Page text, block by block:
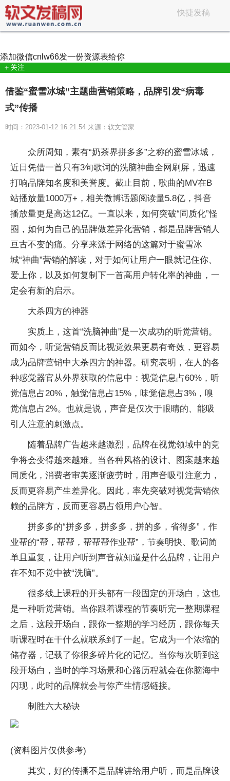
快捷发稿
添加微信cnlw66发一份资源表给你
＋关注
借鉴“蜜雪冰城”主题曲营销策略，品牌引发“病毒
式”传播
时间：2023-01-12 16:21:54 来源：软文管家
众所周知，素有“奶茶界拼多多”之称的蜜雪冰城，
近日凭借一首只有3句歌词的洗脑神曲全网刷屏，迅速
打响品牌知名度和美誉度。截止目前，歌曲的MV在B
站播放量1000万+，相关微博话题阅读量5.8亿，抖音
播放量更是高达12亿。一直以来，如何突破“同质化”怪
圈，如何为自己的品牌做差异化营销，都是品牌营销人
亘古不变的痛。分享来源于网络的这篇对于蜜雪冰
城“神曲”营销的解读，对于如何让用户一眼就记住你、
爱上你，以及如何复制下一首高用户转化率的神曲，一
定会有新的启示。
大杀四方的神器
实质上，这首“洗脑神曲”是一次成功的听觉营销。
而如今，听觉营销反而比视觉效果更易有奇效，更容易
成为品牌营销中大杀四方的神器。研究表明，在人的各
种感觉器官从外界获取的信息中：视觉信息占60%，听
觉信息占20%，触觉信息占15%，味觉信息占3%，嗅
觉信息占2%。也就是说，声音是仅次于眼睛的、能吸
引人注意的刺激点。
随着品牌广告越来越激烈，品牌在视觉领域中的竞
争将会变得越来越难。当各种风格的设计、图案越来越
同质化，消费者审美逐渐疲劳时，用声音吸引注意力，
反而更容易产生差异化。因此，率先突破对视觉营销依
赖的品牌方，反而更容易占领用户心智。
拼多多的“拼多多，拼多多，拼的多，省得多”，作
业帮的“帮，帮帮，帮帮帮作业帮”，节奏明快、歌词简
单且重复，让用户听到声音就知道是什么品牌，让用户
在不知不觉中被“洗脑”。
很多线上课程的开头都有一段固定的开场白，这也
是一种听觉营销。当你跟着课程的节奏听完一整期课程
之后，这段开场白，跟你一整期的学习经历，跟你每天
听课程时在干什么就联系到了一起。它成为一个浓缩的
储存器，记载了你很多碎片化的记忆。当你每次听到这
段开场白，当时的学习场景和心路历程就会在你脑海中
闪现，此时的品牌就会与你产生情感链接。
制胜六大秘诀
(资料图片仅供参考)
其实，好的传播不是品牌讲给用户听，而是品牌设